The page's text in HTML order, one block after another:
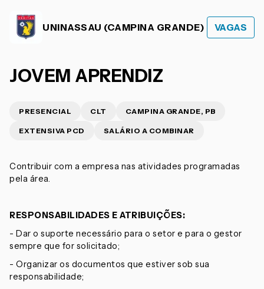
UNINASSAU (CAMPINA GRANDE) VAGAS
JOVEM APRENDIZ
PRESENCIAL CLT CAMPINA GRANDE, PB
EXTENSIVA PCD SALÁRIO A COMBINAR
Contribuir com a empresa nas atividades programadas
pela área.
RESPONSABILIDADES E ATRIBUIÇÕES:
- Dar o suporte necessário para o setor e para o gestor
sempre que for solicitado;
- Organizar os documentos que estiver sob sua
responsabilidade;